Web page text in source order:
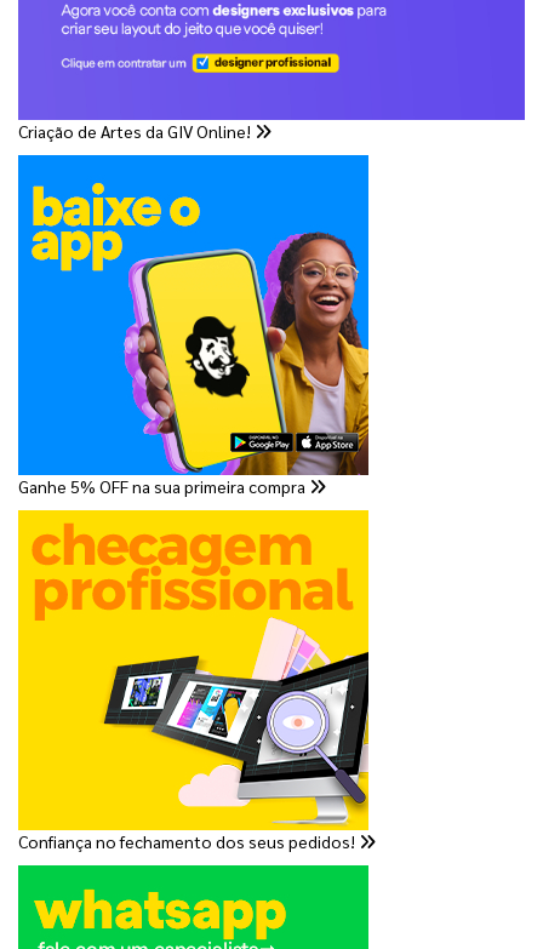
Criação de Artes da GIV Online!
Ganhe 5% OFF na sua primeira compra
Confiança no fechamento dos seus pedidos!